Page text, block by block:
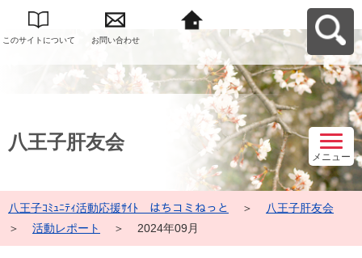
このサイトについて お問い合わせ
援ｻｲﾄ はちコミねっ
八王子肝友会
メニュー
八王子ｺﾐｭﾆﾃｨ活動応援ｻｲﾄ はちコミねっと ＞
八王子肝友会
＞
活動レポート ＞ 2024年09月